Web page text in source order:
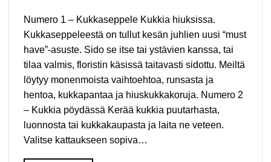
Numero 1 – Kukkaseppele Kukkia hiuksissa.
Kukkaseppeleestä on tullut kesän juhlien uusi “must
have”-asuste. Sido se itse tai ystävien kanssa, tai
tilaa valmis, floristin käsissä taitavasti sidottu. Meiltä
löytyy monenmoista vaihtoehtoa, runsasta ja
hentoa, kukkapantaa ja hiuskukkakoruja. Numero 2
– Kukkia pöydässä Kerää kukkia puutarhasta,
luonnosta tai kukkakaupasta ja laita ne veteen.
Valitse kattaukseen sopiva…